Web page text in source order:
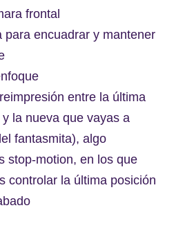
frontal
para encuadrar y mantener
entre la última
la nueva que vayas a
fantasmita), algo
stop-motion, en los que
controlar la última posición